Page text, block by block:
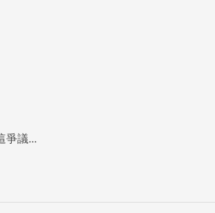
爭議...